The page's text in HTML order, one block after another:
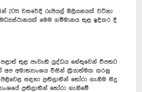
2015 වසරේදී රුපියල් මිලියනයක් වටිනා
මෙම ගම්මානය තුළ ඉදිකර දී
තුළ පැවැති යුද්ධය හේතුවෙන් විපතට
අමාත්‍යාංශය විසින් ක්‍රියාත්මක කරනු
සඳහා ප්‍රතිලාභීන් තෝරා ගැනීම සිදු
ප්‍රතිලාභීන් තෝරා ගැනීමේ